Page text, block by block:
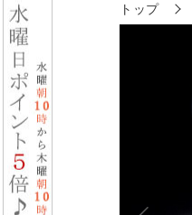
トップ